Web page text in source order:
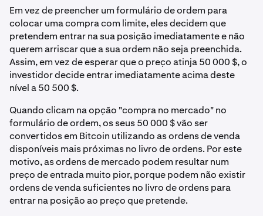
Em vez de preencher um formulário de ordem para
colocar uma compra com limite, eles decidem que
pretendem entrar na sua posição imediatamente e não
querem arriscar que a sua ordem não seja preenchida.
Assim, em vez de esperar que o preço atinja 50 000 $, o
investidor decide entrar imediatamente acima deste
nível a 50 500 $.
Quando clicam na opção "compra no mercado" no
formulário de ordem, os seus 50 000 $ vão ser
convertidos em Bitcoin utilizando as ordens de venda
disponíveis mais próximas no livro de ordens. Por este
motivo, as ordens de mercado podem resultar num
preço de entrada muito pior, porque podem não existir
ordens de venda suficientes no livro de ordens para
entrar na posição ao preço que pretende.